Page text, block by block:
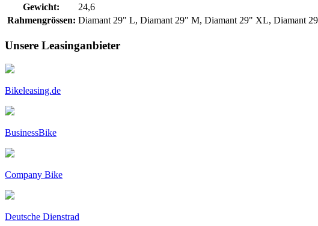
Gewicht:
24,6
Rahmengrössen: Diamant 29" L, Diamant 29" M, Diamant 29" XL, Diamant
Unsere Leasinganbieter
Bikeleasing.de
BusinessBike
Company Bike
Deutsche Dienstrad